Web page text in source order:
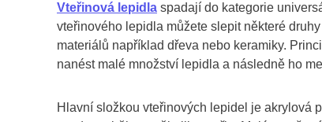
Vteřinová lepidla spadají do kategorie
vteřinového lepidla můžete slepit některé
materiálů například dřeva nebo keramiky.
nanést malé množství lepidla a následně ho
Hlavní složkou vteřinových lepidel je akrylová